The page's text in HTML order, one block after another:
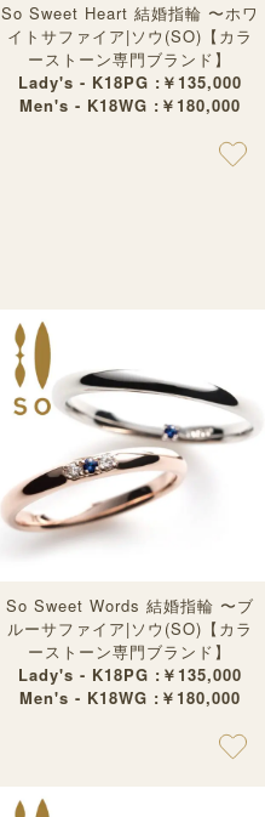
So Sweet Heart 結婚指輪 〜ホワ
イトサファイア|ソウ(SO)【カラ
ーストーン専門ブランド】
Lady's - K18PG :￥135,000
Men's - K18WG :￥180,000
So Sweet Words 結婚指輪 〜ブ
ルーサファイア|ソウ(SO)【カラ
ーストーン専門ブランド】
Lady's - K18PG :￥135,000
Men's - K18WG :￥180,000